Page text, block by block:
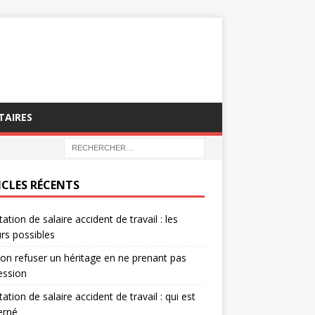
RÉCENTS
de salaire accident de travail : les
possibles
refuser un héritage en ne prenant pas
de salaire accident de travail : qui est